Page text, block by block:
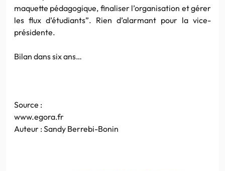
maquette pédagogique, finaliser l’organisation et gérer
les flux d’étudiants”. Rien d’alarmant pour la vice-
présidente.
Bilan dans six ans…
Source :
www.egora.fr
Auteur : Sandy Berrebi-Bonin